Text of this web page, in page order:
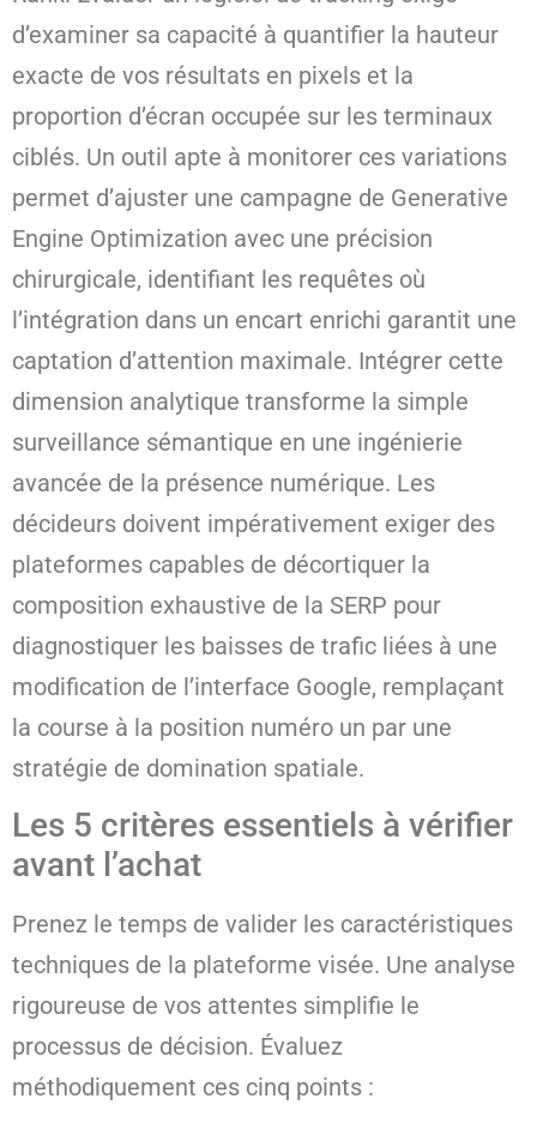
d’examiner sa capacité à quantifier la hauteur
exacte de vos résultats en pixels et la
proportion d’écran occupée sur les terminaux
ciblés. Un outil apte à monitorer ces variations
permet d’ajuster une campagne de Generative
Engine Optimization avec une précision
chirurgicale, identifiant les requêtes où
l’intégration dans un encart enrichi garantit une
captation d’attention maximale. Intégrer cette
dimension analytique transforme la simple
surveillance sémantique en une ingénierie
avancée de la présence numérique. Les
décideurs doivent impérativement exiger des
plateformes capables de décortiquer la
composition exhaustive de la SERP pour
diagnostiquer les baisses de trafic liées à une
modification de l’interface Google, remplaçant
la course à la position numéro un par une
stratégie de domination spatiale.
Les 5 critères essentiels à vérifier
avant l’achat
Prenez le temps de valider les caractéristiques
techniques de la plateforme visée. Une analyse
rigoureuse de vos attentes simplifie le
processus de décision. Évaluez
méthodiquement ces cinq points :